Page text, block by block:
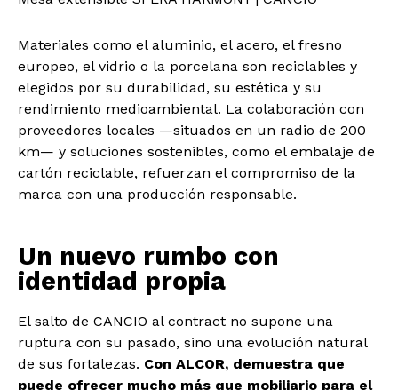
Materiales como el aluminio, el acero, el fresno
europeo, el vidrio o la porcelana son reciclables y
elegidos por su durabilidad, su estética y su
rendimiento medioambiental. La colaboración con
proveedores locales —situados en un radio de 200
km— y soluciones sostenibles, como el embalaje de
cartón reciclable, refuerzan el compromiso de la
marca con una producción responsable.
Un nuevo rumbo con
identidad propia
El salto de CANCIO al contract no supone una
ruptura con su pasado, sino una evolución natural
de sus fortalezas. Con ALCOR, demuestra que
puede ofrecer mucho más que mobiliario para el